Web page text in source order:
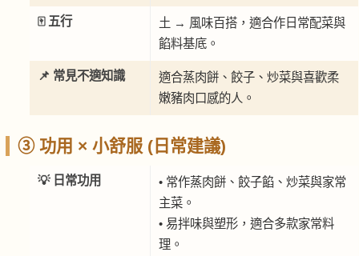
🀄 五行
土 → 風味百搭，適合作日常配菜與
餡料基底。
📌 常見不適知識
適合蒸肉餅、餃子、炒菜與喜歡柔
嫩豬肉口感的人。
③ 功用 × 小舒服 (日常建議)
💡 日常功用
• 常作蒸肉餅、餃子餡、炒菜與家常
主菜。
• 易拌味與塑形，適合多款家常料
理。